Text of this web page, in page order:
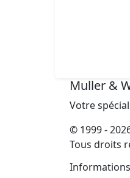
Muller &
Votre
© 1999 -
Tous droits
Informations